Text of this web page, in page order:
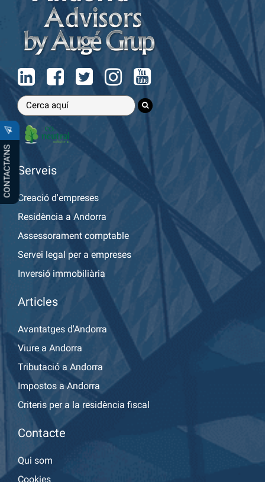
CONTACTA’NS Serveis
Creació d'empreses
Residència a Andorra
Assessorament comptable
Servei legal per a empreses
Inversió immobiliària
Articles
Avantatges d'Andorra
Viure a Andorra
Tributació a Andorra
Impostos a Andorra
Criteris per a la residència fiscal
Contacte
Qui som
Cookies